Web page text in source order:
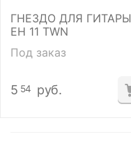
ГНЕЗДО ДЛЯ ГИТАРЫ
ЕН 11 TWN
Под заказ
5 54 руб.